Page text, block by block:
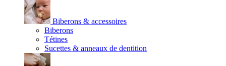
Biberons & accessoires
Biberons
Tétines
Sucettes & anneaux de dentition